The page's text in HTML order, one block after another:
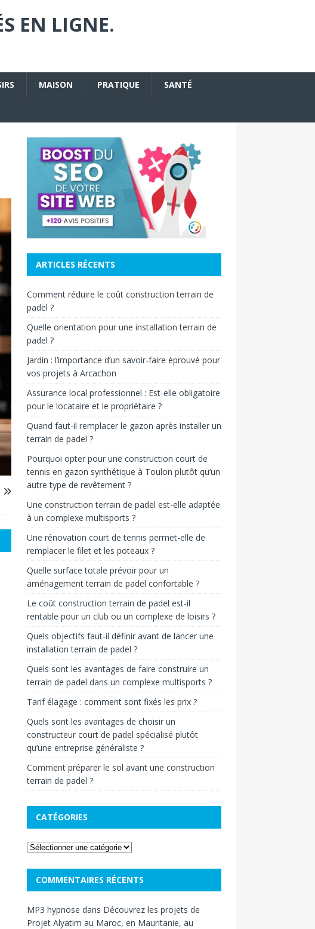
EN LIGNE.
MAISON PRATIQUE SANTÉ
ARTICLES RÉCENTS
Comment réduire le coût construction terrain de
padel ?
Quelle orientation pour une installation terrain de
padel ?
Jardin : l’importance d’un savoir-faire éprouvé pour
vos projets à Arcachon
Assurance local professionnel : Est-elle obligatoire
pour le locataire et le propriétaire ?
Quand faut-il remplacer le gazon après installer un
terrain de padel ?
Pourquoi opter pour une construction court de
tennis en gazon synthétique à Toulon plutôt qu’un
autre type de revêtement ?
Une construction terrain de padel est-elle adaptée
à un complexe multisports ?
Une rénovation court de tennis permet-elle de
remplacer le filet et les poteaux ?
Quelle surface totale prévoir pour un
aménagement terrain de padel confortable ?
Le coût construction terrain de padel est-il
rentable pour un club ou un complexe de loisirs ?
Quels objectifs faut-il définir avant de lancer une
installation terrain de padel ?
Quels sont les avantages de faire construire un
terrain de padel dans un complexe multisports ?
Tarif élagage : comment sont fixés les prix ?
Quels sont les avantages de choisir un
constructeur court de padel spécialisé plutôt
qu’une entreprise généraliste ?
Comment préparer le sol avant une construction
terrain de padel ?
CATÉGORIES
COMMENTAIRES RÉCENTS
MP3 hypnose dans Découvrez les projets de
Projet Alyatim au Maroc, en Mauritanie, au